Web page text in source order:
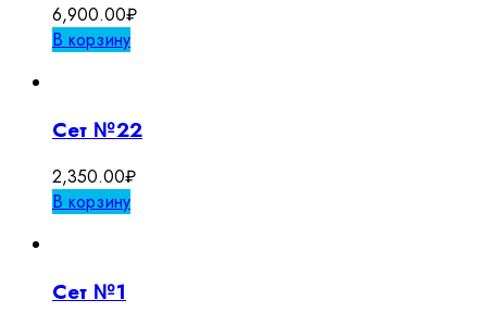
6,900.00₽
В корзину
Сет №22
2,350.00₽
В корзину
Сет №1